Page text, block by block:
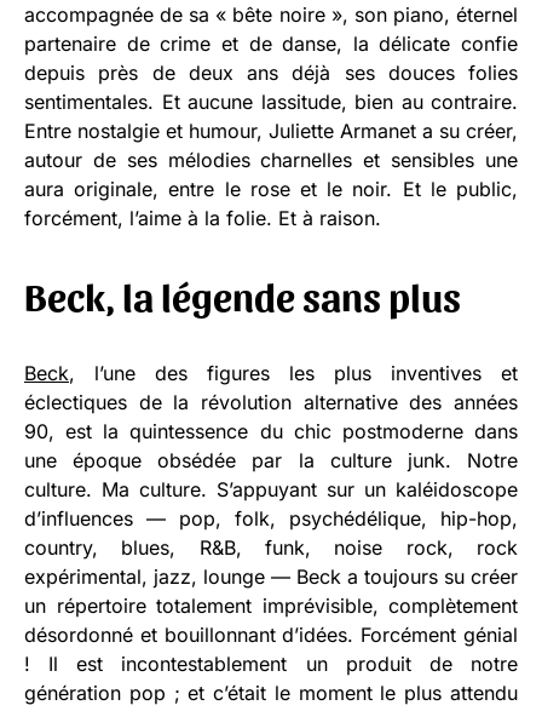
accompagnée de sa « bête noire », son piano, éternel
partenaire de crime et de danse, la délicate confie
depuis près de deux ans déjà ses douces folies
sentimentales. Et aucune lassitude, bien au contraire.
Entre nostalgie et humour, Juliette Armanet a su créer,
autour de ses mélodies charnelles et sensibles une
aura originale, entre le rose et le noir. Et le public,
forcément, l’aime à la folie. Et à raison.
Beck, la légende sans plus
Beck, l’une des figures les plus inventives et
éclectiques de la révolution alternative des années
90, est la quintessence du chic postmoderne dans
une époque obsédée par la culture junk. Notre
culture. Ma culture. S’appuyant sur un kaléidoscope
d’influences — pop, folk, psychédélique, hip-hop,
country, blues, R&B, funk, noise rock, rock
expérimental, jazz, lounge — Beck a toujours su créer
un répertoire totalement imprévisible, complètement
désordonné et bouillonnant d’idées. Forcément génial
! Il est incontestablement un produit de notre
génération pop ; et c’était le moment le plus attendu